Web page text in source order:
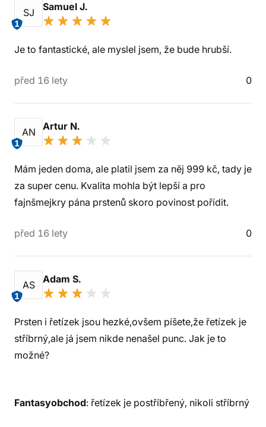
SJ
1
Samuel J.
Je to fantastické, ale myslel jsem, že bude hrubší.
před 16 lety 0
AN
1
Artur N.
Mám jeden doma, ale platil jsem za něj 999 kč, tady je
za super cenu. Kvalita mohla být lepší a pro
fajnšmejkry pána prstenů skoro povinost pořídit.
před 16 lety 0
AS
1
Adam S.
Prsten i řetízek jsou hezké,ovšem píšete,že řetízek je
stříbrný,ale já jsem nikde nenašel punc. Jak je to
možné?
Fantasyobchod: řetízek je postříbřený, nikoli stříbrný